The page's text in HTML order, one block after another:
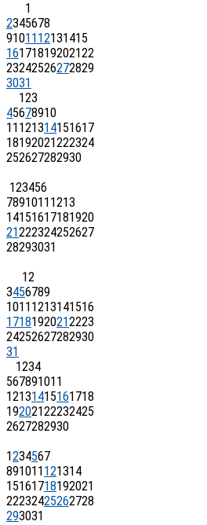
1
2345678
91011 12131415
16171819202122
23242526272829
3031
123
45678910
11 121314151617
18192021222324
252627282930
123456
7891011 1213
14151617181920
21222324252627
28293031
12
3456789
1011 1213141516
17181920212223
24252627282930
31
1234
567891011
12131415161718
19202122232425
2627282930
1234567
891011 121314
15161718192021
22232425262728
293031